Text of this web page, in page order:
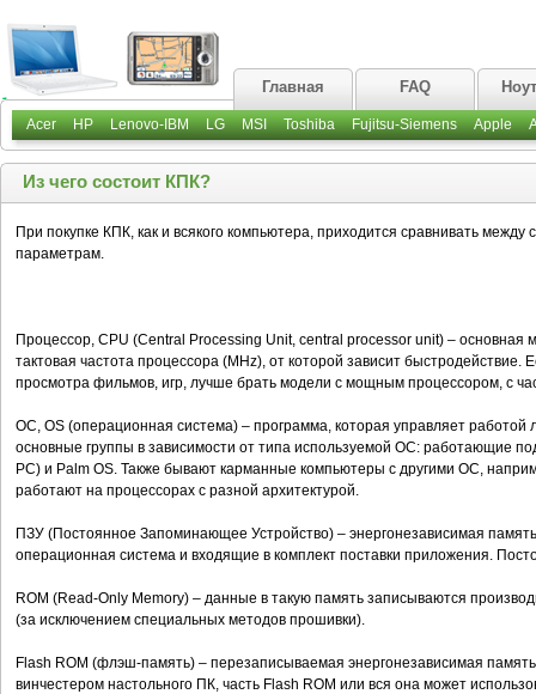
Главная FAQ
Acer HP Lenovo-IBM LG MSI Toshiba Fujitsu-Siemens Apple
Из чего состоит КПК?
При покупке КПК, как и всякого компьютера, приходится сравнивать
параметрам.
Процессор, CPU (Central Processing Unit, central processor unit) – основная
тактовая частота процессора (MHz), от которой зависит
просмотра фильмов, игр, лучше брать модели с мощным процессором, с
ОС, OS (операционная система) – программа, которая управляет работой
основные группы в зависимости от типа используемой ОС: работающие
PC) и Palm OS. Также бывают карманные компьютеры с другими ОС,
работают на процессорах с разной архитектурой.
ПЗУ (Постоянное Запоминающее Устройство) – энергонезависимая
операционная система и входящие в комплект поставки приложения.
ROM (Read-Only Memory) – данные в такую память записываются
(за исключением специальных методов прошивки).
Flash ROM (флэш-память) – перезаписываемая энергонезависимая
винчестером настольного ПК, часть Flash ROM или вся она может